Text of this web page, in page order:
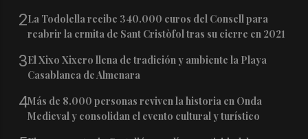
2La Todolella recibe 340.000 euros del Consell para
reabrir la ermita de Sant Cristòfol tras su cierre en 2021
3El Xixo Xixero llena de tradición y ambiente la Playa
Casablanca de Almenara
4Más de 8.000 personas reviven la historia en Onda
Medieval y consolidan el evento cultural y turístico